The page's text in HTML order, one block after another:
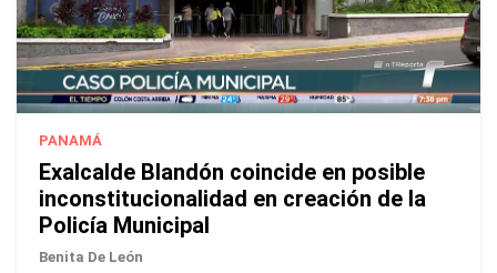
PANAMÁ
Exalcalde Blandón coincide en posible
inconstitucionalidad en creación de la
Policía Municipal
Benita De León